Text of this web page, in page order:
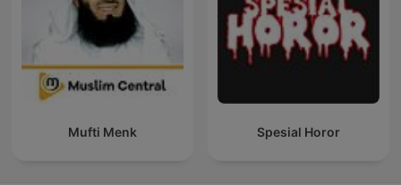
Mufti Menk Spesial Horor